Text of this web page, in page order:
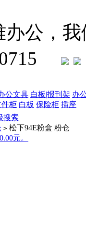
办公，
公文具 白板|报刊架 办
件柜 白板 保险柜 插座
搜索
> 松下94E粉盒 粉仓
元。